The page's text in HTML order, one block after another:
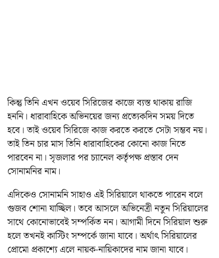
কিন্তু তিনি এখন ওয়েব সিরিজের কাজে ব্যস্ত থাকায় রাজি
হননি। ধারাবাহিকে অভিনয়ের জন্য প্রত্যেকদিন সময় দিতে
হবে। তাই ওয়েব সিরিজে কাজ করতে করতে সেটা সম্ভব নয়।
তাই তিন চার মাস তিনি ধারাবাহিকের কোনো কাজ নিতে
পারবেন না। সৃজলার পর চ্যানেল কর্তৃপক্ষ প্রস্তাব দেন
সোনামনির নাম।
এদিকেও সোনামনি সাহাও এই সিরিয়ালে থাকতে পারেন বলে
গুজব শোনা যাচ্ছিল। তবে আসলে অভিনেত্রী নতুন সিরিয়ালের
সাথে কোনোভাবেই সম্পর্কিত নন। আগামী দিনে সিরিয়াল শুরু
হলে তখনই কাস্টিং সম্পর্কে জানা যাবে। অর্থাৎ সিরিয়ালের
প্রোমো প্রকাশ্যে এলে নায়ক-নায়িকাদের নাম জানা যাবে।